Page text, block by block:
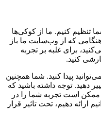
تنظیم کنیم. ما از کوکی‌ها
هنگامی که از وب‌سایت ما باز
برای غلبه بر تجربه
کنید.
پیدا کنید. شما همچنین
دهید. توجه داشته باشید که
است تجربه شما را در
ارائه دهیم، تحت تاثیر قرار